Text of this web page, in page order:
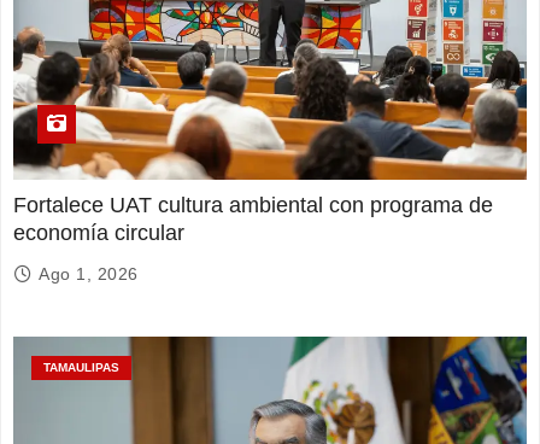
Fortalece UAT cultura ambiental con programa de
economía circular
Ago 1, 2026
TAMAULIPAS